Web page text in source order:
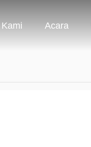
Acara